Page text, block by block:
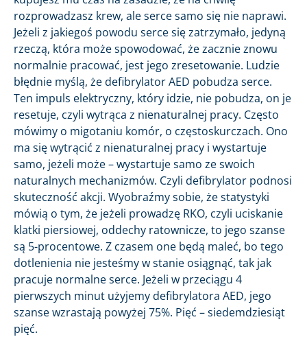
rozprowadzasz krew, ale serce samo się nie naprawi.
Jeżeli z jakiegoś powodu serce się zatrzymało, jedyną
rzeczą, która może spowodować, że zacznie znowu
normalnie pracować, jest jego zresetowanie. Ludzie
błędnie myślą, że defibrylator AED pobudza serce.
Ten impuls elektryczny, który idzie, nie pobudza, on je
resetuje, czyli wytrąca z nienaturalnej pracy. Często
mówimy o migotaniu komór, o częstoskurczach. Ono
ma się wytrącić z nienaturalnej pracy i wystartuje
samo, jeżeli może – wystartuje samo ze swoich
naturalnych mechanizmów. Czyli defibrylator podnosi
skuteczność akcji. Wyobraźmy sobie, że statystyki
mówią o tym, że jeżeli prowadzę RKO, czyli uciskanie
klatki piersiowej, oddechy ratownicze, to jego szanse
są 5-procentowe. Z czasem one będą maleć, bo tego
dotlenienia nie jesteśmy w stanie osiągnąć, tak jak
pracuje normalne serce. Jeżeli w przeciągu 4
pierwszych minut użyjemy defibrylatora AED, jego
szanse wzrastają powyżej 75%. Pięć – siedemdziesiąt
pięć.